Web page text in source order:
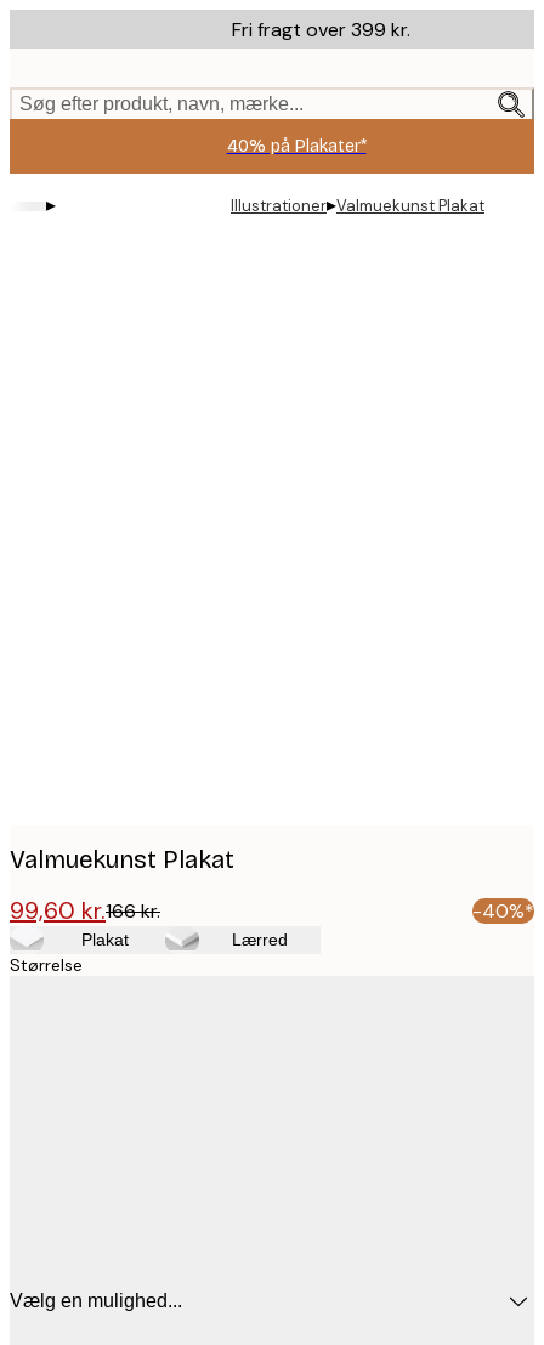
to
content.
Fri fragt over 399 kr.
Søg efter produkt, navn, mærke...
40% på Plakater*
▸ Illustrationer▸Valmuekunst Plakat
Valmuekunst Plakat
99,60 kr.166 kr. -40%*
Plakat Lærred
Størrelse
Vælg en mulighed...